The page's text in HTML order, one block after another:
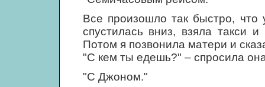
Все произошло так быстро,
спустилась вниз, взяла такси
Потом я позвонила матери и
"С кем ты едешь?" – спросила
"С Джоном."